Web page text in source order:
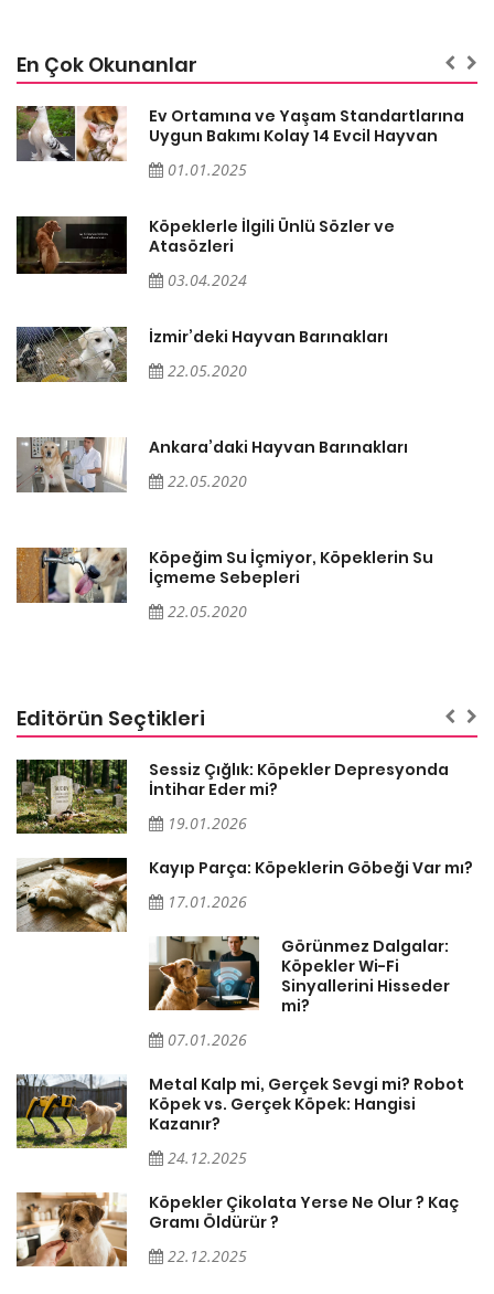
En Çok Okunanlar
Ev Ortamına ve Yaşam Standartlarına
Uygun Bakımı Kolay 14 Evcil Hayvan
01.01.2025
Köpeklerle İlgili Ünlü Sözler ve
Atasözleri
03.04.2024
İzmir’deki Hayvan Barınakları
22.05.2020
Ankara’daki Hayvan Barınakları
22.05.2020
Köpeğim Su İçmiyor, Köpeklerin Su
İçmeme Sebepleri
22.05.2020
Editörün Seçtikleri
Sessiz Çığlık: Köpekler Depresyonda
İntihar Eder mi?
19.01.2026
Kayıp Parça: Köpeklerin Göbeği Var mı?
17.01.2026
Görünmez Dalgalar:
Köpekler Wi-Fi
Sinyallerini Hisseder
mi?
07.01.2026
Metal Kalp mi, Gerçek Sevgi mi? Robot
Köpek vs. Gerçek Köpek: Hangisi
Kazanır?
24.12.2025
Köpekler Çikolata Yerse Ne Olur ? Kaç
Gramı Öldürür ?
22.12.2025